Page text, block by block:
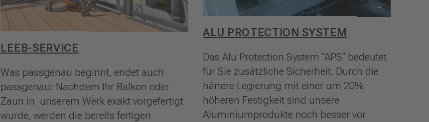
LEEB-SERVICE
Was passgenau beginnt, endet auch
passgenau: Nachdem Ihr Balkon oder
Zaun in unserem Werk exakt vorgefertigt
wurde, werden die bereits fertigen
ALU PROTECTION SYSTEM
Das Alu Protection System "APS" bedeutet
für Sie zusätzliche Sicherheit. Durch die
härtere Legierung mit einer um 20%
höheren Festigkeit sind unsere
Aluminiumprodukte noch besser vor